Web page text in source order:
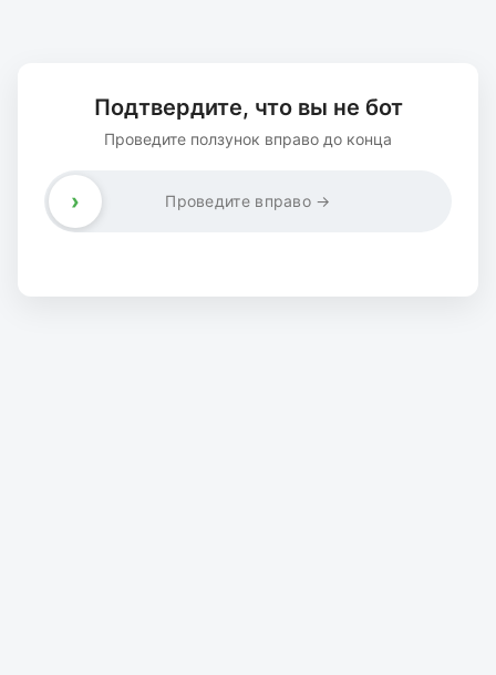
Подтвердите, что вы не бот
Проведите ползунок вправо до конца
Проведите вправо →
›